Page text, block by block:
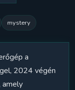
mystery
a
2024 végén
amely